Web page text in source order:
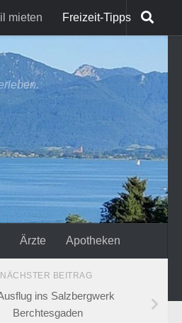
mieten Freizeit-Tipps
Ärzte Apotheken
NÄCHSTER BEITRAG
ins Salzbergwerk
Berchtesgaden